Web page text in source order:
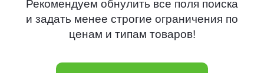
Рекомендуем обнулить все поля поиска
и задать менее строгие ограничения по
ценам и типам товаров!